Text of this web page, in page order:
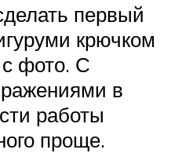
первый
крючком
фото. С
в
работы
проще.